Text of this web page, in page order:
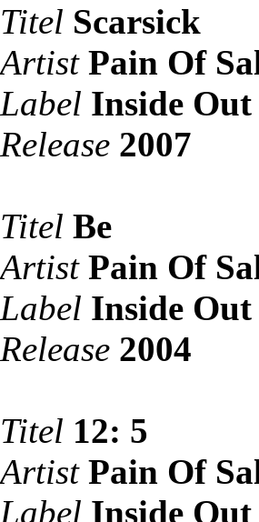
Titel Scarsick
Artist Pain Of
Label Inside Out
Release 2007
Titel Be
Artist Pain Of
Label Inside Out
Release 2004
Titel 12: 5
Artist Pain Of
Label Inside Out